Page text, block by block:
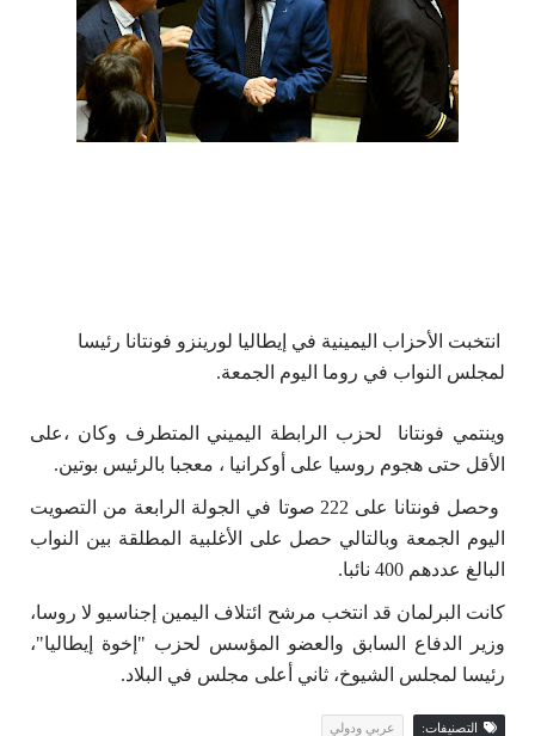
انتخبت الأحزاب اليمينية في إيطاليا لورينزو فونتانا رئيسا
لمجلس النواب في روما اليوم الجمعة.
وينتمي فونتانا لحزب الرابطة اليميني المتطرف وكان ،على
الأقل حتى هجوم روسيا على أوكرانيا ، معجبا بالرئيس بوتين.
وحصل فونتانا على 222 صوتا في الجولة الرابعة من التصويت
اليوم الجمعة وبالتالي حصل على الأغلبية المطلقة بين النواب
البالغ عددهم 400 نائبا.
كانت البرلمان قد انتخب مرشح ائتلاف اليمين إجناسيو لا روسا،
وزير الدفاع السابق والعضو المؤسس لحزب "إخوة إيطاليا"،
رئيسا لمجلس الشيوخ، ثاني أعلى مجلس في البلاد.
التصنيفات: عربي ودولي